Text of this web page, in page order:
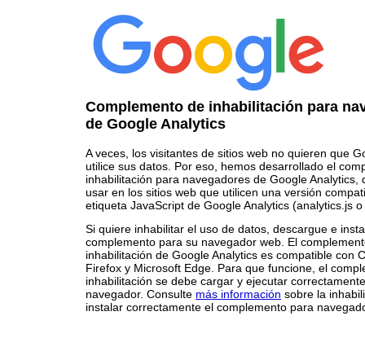
Complemento de inhabilitación para
de Google Analytics
A veces, los visitantes de sitios web no quieren que
utilice sus datos. Por eso, hemos desarrollado el
inhabilitación para navegadores de Google Analytics,
usar en los sitios web que utilicen una versión
etiqueta JavaScript de Google Analytics (analytics.js
Si quiere inhabilitar el uso de datos, descargue e
complemento para su navegador web. El
inhabilitación de Google Analytics es compatible con
Firefox y Microsoft Edge. Para que funcione, el
inhabilitación se debe cargar y ejecutar
navegador. Consulte más información sobre la
instalar correctamente el complemento para